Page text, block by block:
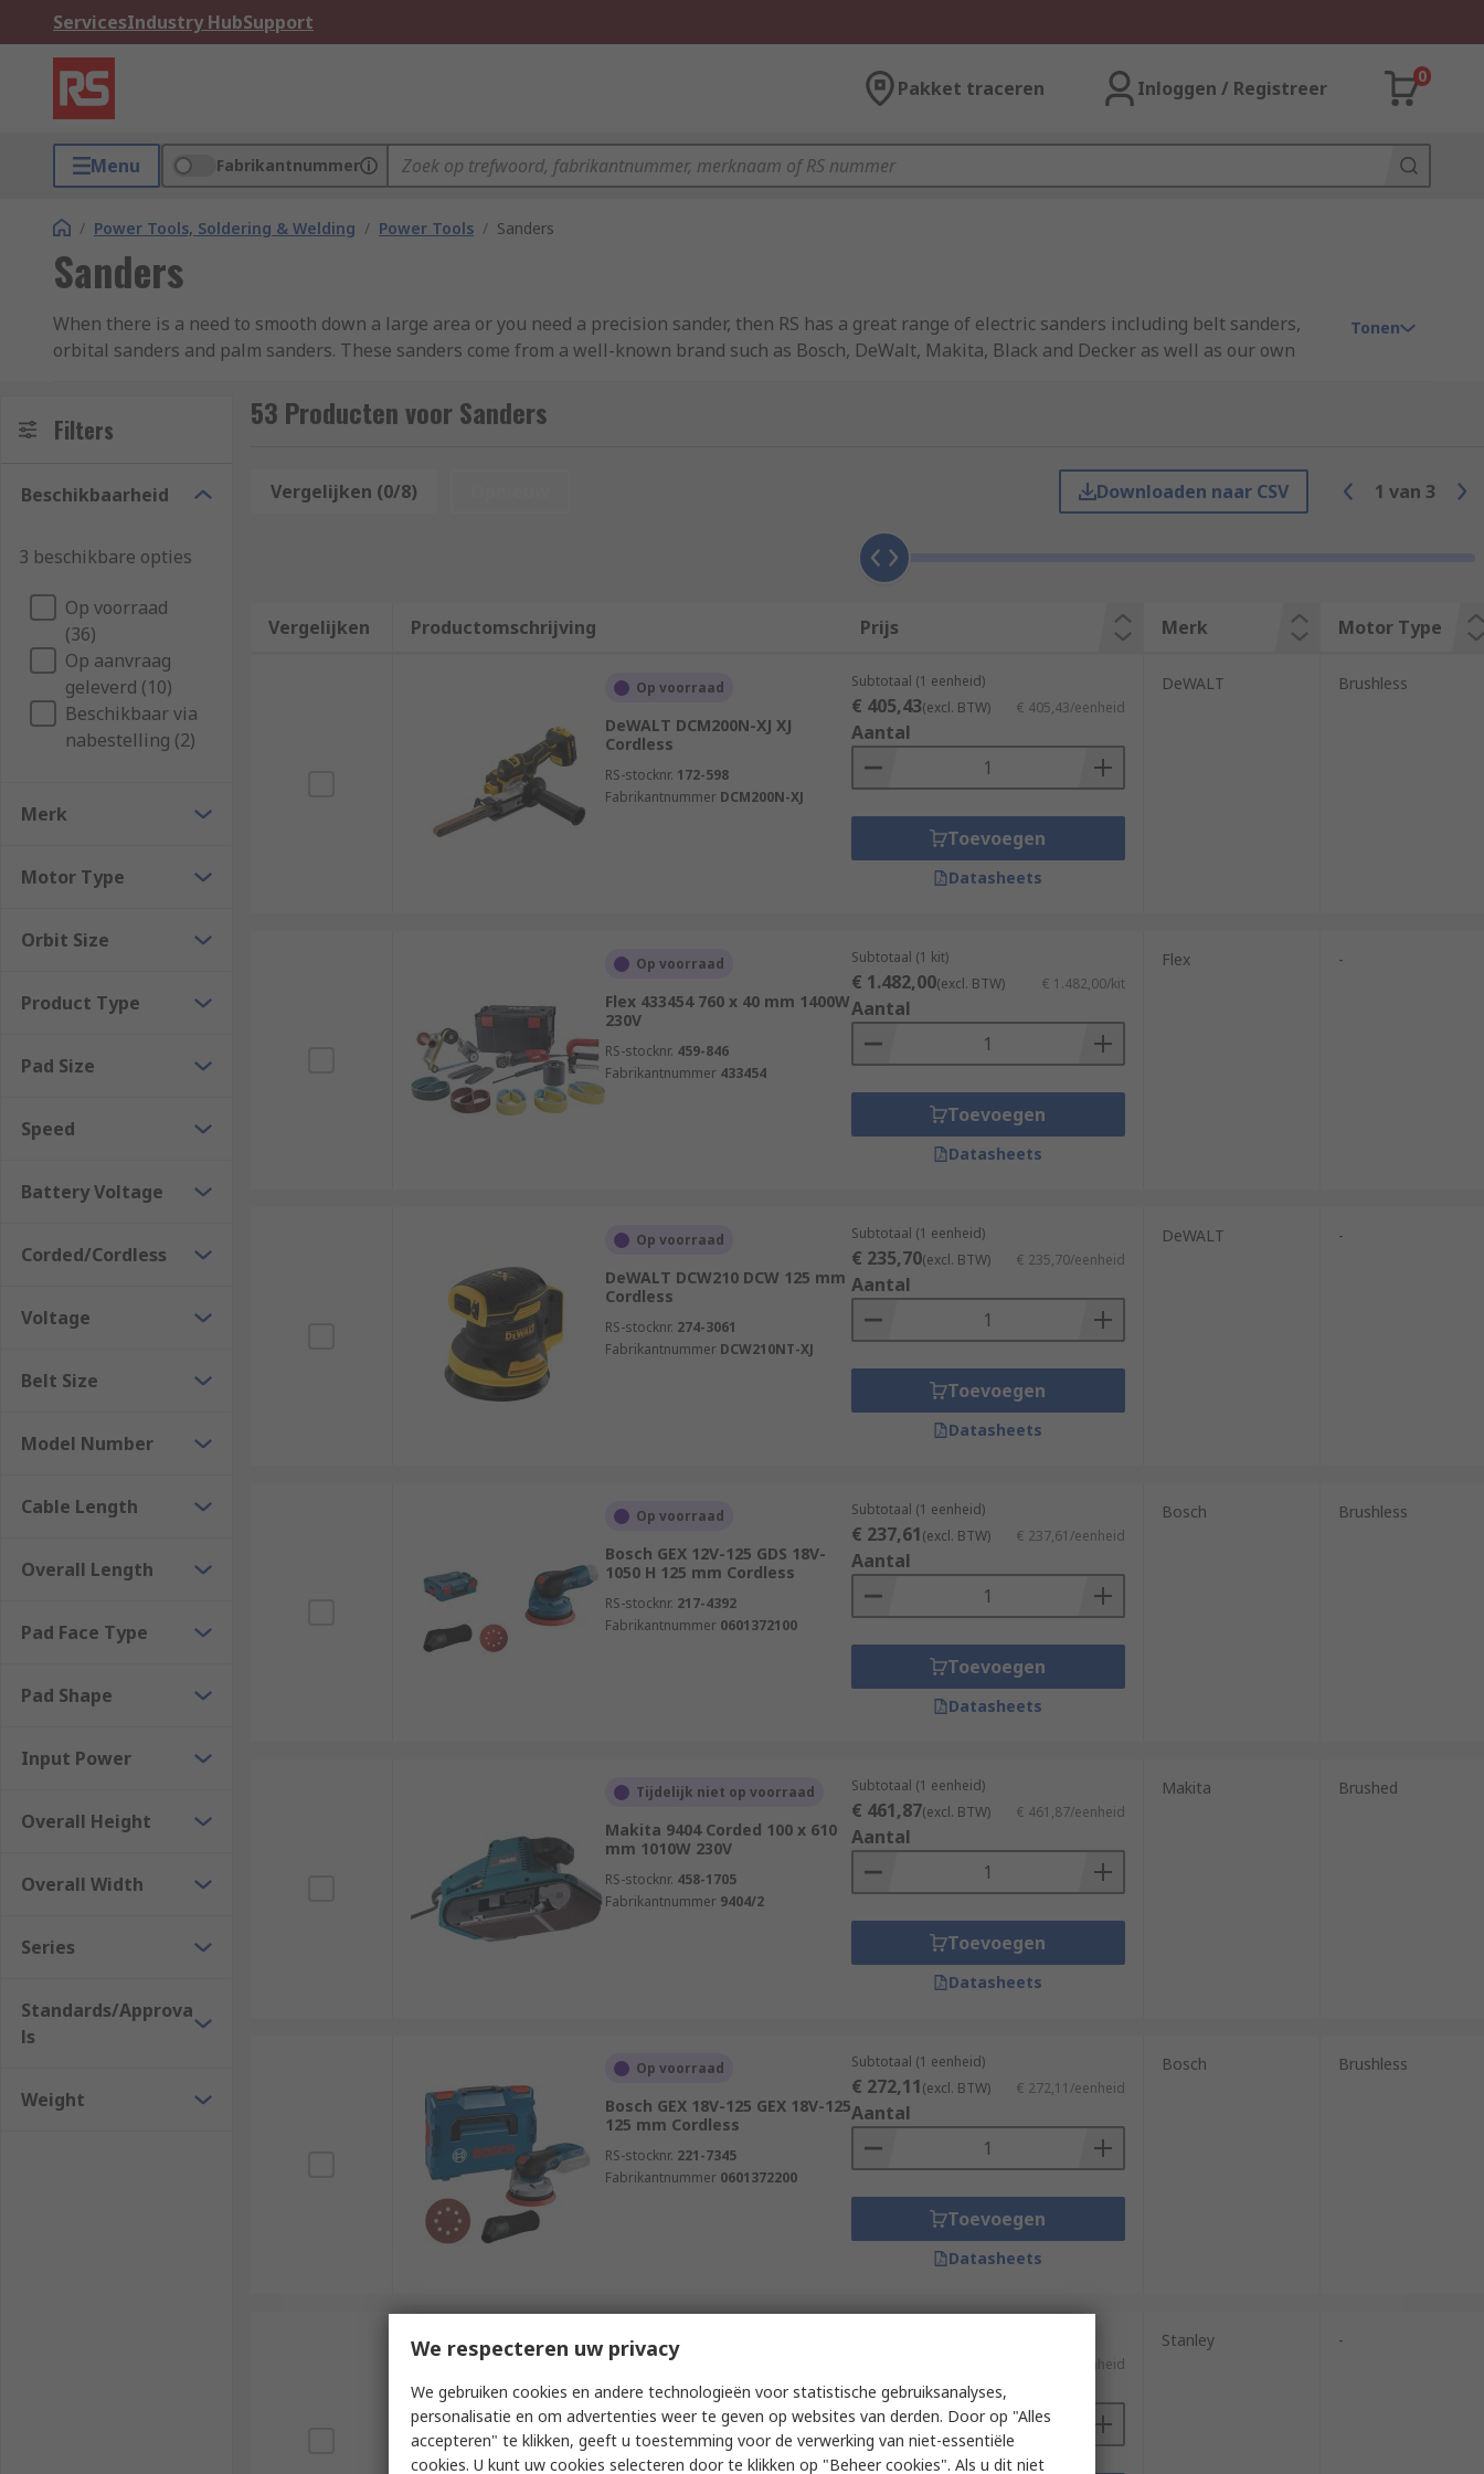
ServicesIndustry HubSupport
Pakket traceren Inloggen / Registreer
0
Menu Fabrikantnummer
/ Power Tools, Soldering & Welding / Power Tools / Sanders
Sanders
When there is a need to smooth down a large area or you need a precision sander, then RS has a great range of electric sanders including belt sanders,
orbital sanders and palm sanders. These sanders come from a well-known brand such as Bosch, DeWalt, Makita, Black and Decker as well as our own
Belt Sanders
Belt sanders are used by both DIY enthusiasts and manufacturers to shape and sand wood and other materials such as aluminium. Belt sanders are
suited to flat surfaces and can be hand-held or stationary. They have been designed to move easily over the material they are sanding.
Random Orbital Sanders
Orbital Sanders are handheld power tools for sanding, which vibrates in small circles or orbits. Orbital sanders are popular tools with woodworkers,
cabinet makers and professional carpenters that are used to remove the finish from a piece of wood or to smooth a new project without leaving tell-tale
swirl marks that other sanders can leave.
Tonen
Filters
Beschikbaarheid
3 beschikbare opties
Op voorraad
(36)
Op aanvraag
geleverd (10)
Beschikbaar via
nabestelling (2)
Merk
Motor Type
Orbit Size
Product Type
Pad Size
Speed
Battery Voltage
Corded/Cordless
Voltage
Belt Size
Model Number
Cable Length
Overall Length
Pad Face Type
Pad Shape
Input Power
Overall Height
Overall Width
Series
Standards/Approva
ls
Weight
53 Producten voor Sanders
Vergelijken (0/8) Downloaden naar CSV 1 van 3
Vergelijken Productomschrijving Prijs Merk Motor Type
Op voorraad
DeWALT DCM200N-XJ XJ
Cordless
RS-stocknr. 172-598
Fabrikantnummer DCM200N-XJ
Subtotaal (1 eenheid)
€ 405,43(excl. BTW) € 405,43/eenheid
Aantal
Toevoegen
Datasheets
DeWALT Brushless
Op voorraad
Flex 433454 760 x 40 mm 1400W
230V
RS-stocknr. 459-846
Fabrikantnummer 433454
Subtotaal (1 kit)
€ 1.482,00(excl. BTW) € 1.482,00/kit
Aantal
Toevoegen
Datasheets
Flex -
Op voorraad
DeWALT DCW210 DCW 125 mm
Cordless
RS-stocknr. 274-3061
Fabrikantnummer DCW210NT-XJ
Subtotaal (1 eenheid)
€ 235,70(excl. BTW) € 235,70/eenheid
Aantal
Toevoegen
Datasheets
DeWALT -
Op voorraad
Bosch GEX 12V-125 GDS 18V-
1050 H 125 mm Cordless
RS-stocknr. 217-4392
Fabrikantnummer 0601372100
Subtotaal (1 eenheid)
€ 237,61(excl. BTW) € 237,61/eenheid
Aantal
Toevoegen
Datasheets
Bosch Brushless
Tijdelijk niet op voorraad
Makita 9404 Corded 100 x 610
mm 1010W 230V
RS-stocknr. 458-1705
Fabrikantnummer 9404/2
Subtotaal (1 eenheid)
€ 461,87(excl. BTW) € 461,87/eenheid
Aantal
Toevoegen
Datasheets
Makita Brushed
Op voorraad
Bosch GEX 18V-125 GEX 18V-125
125 mm Cordless
RS-stocknr. 221-7345
Fabrikantnummer 0601372200
Subtotaal (1 eenheid)
€ 272,11(excl. BTW) € 272,11/eenheid
Aantal
Toevoegen
Datasheets
Bosch Brushless
Op voorraad
Stanley STHT0-05927 Cordless
RS-stocknr.482-829
FabrikantnummerSTHT0-05927
€ 13,46/eenheid
Aantal
Stanley -
We respecteren uw privacy
We gebruiken cookies en andere technologieën voor statistische gebruiksanalyses,
personalisatie en om advertenties weer te geven op websites van derden. Door op "Alles
accepteren" te klikken, geeft u toestemming voor de verwerking van niet-essentiële
cookies. U kunt uw cookies selecteren door te klikken op "Beheer cookies". Als u dit niet